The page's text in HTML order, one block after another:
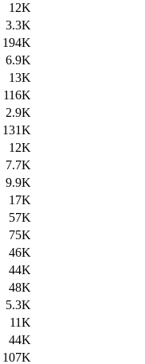
12K
3.3K
194K
6.9K
13K
116K
2.9K
131K
12K
7.7K
9.9K
17K
57K
75K
46K
44K
48K
5.3K
11K
44K
107K